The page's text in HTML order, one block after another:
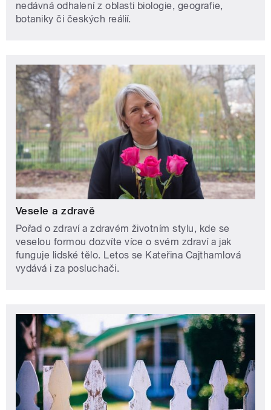
nedávná odhalení z oblasti biologie, geografie,
botaniky či českých reálií.
Vesele a zdravě
Pořad o zdraví a zdravém životním stylu, kde se
veselou formou dozvíte více o svém zdraví a jak
funguje lidské tělo. Letos se Kateřina Cajthamlová
vydává i za posluchači.